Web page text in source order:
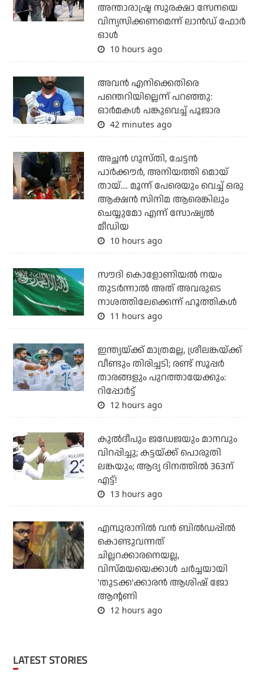
അന്താരാഷ്ട്ര സുരക്ഷാ സേനയെ
വിന്യസിക്കണമെന്ന് ലാന്‍ഡ് ഫോര്‍
ഓള്‍
10 hours ago
അവന്‍ എനിക്കെതിരെ
പന്തെറിയില്ലെന്ന് പറഞ്ഞു:
ഓര്‍മകള്‍ പങ്കുവെച്ച് പൂജാര
42 minutes ago
അച്ഛന്‍ ഗുസ്തി, ചേട്ടന്‍
പാര്‍ക്കൗര്‍, അനിയത്തി മൊയ്
തായ്.... മൂന്ന് പേരെയും വെച്ച് ഒരു
ആക്ഷന്‍ സിനിമ ആരെങ്കിലും
ചെയ്യുമോ എന്ന് സോഷ്യല്‍
മീഡിയ
10 hours ago
സൗദി കൊളോണിയല്‍ നയം
തുടര്‍ന്നാല്‍ അത് അവരുടെ
നാശത്തിലേക്കെന്ന് ഹൂത്തികള്‍
11 hours ago
ഇന്ത്യയ്ക്ക് മാത്രമല്ല, ശ്രീലങ്കയ്ക്ക്
വീണ്ടും തിരിച്ചടി; രണ്ട് സൂപ്പര്‍
താരങ്ങളും പുറത്തായേക്കും:
റിപ്പോര്‍ട്ട്
12 hours ago
കുല്‍ദീപും ജഡേജയും മാനവും
വിറപ്പിച്ചു; കട്ടയ്ക്ക് പൊരുതി
ലങ്കയും; ആദ്യ ദിനത്തില്‍ 363ന്
എട്ട്!
13 hours ago
എമ്പുരാനില്‍ വന്‍ ബില്‍ഡപ്പില്‍
കൊണ്ടുവന്നത്
ചില്ലറക്കാരനെയല്ല,
വിസ്മയയെക്കാള്‍ ചര്‍ച്ചയായി
'തുടക്ക'ക്കാരന്‍ ആശിഷ് ജോ
ആന്റണി
12 hours ago
LATEST STORIES